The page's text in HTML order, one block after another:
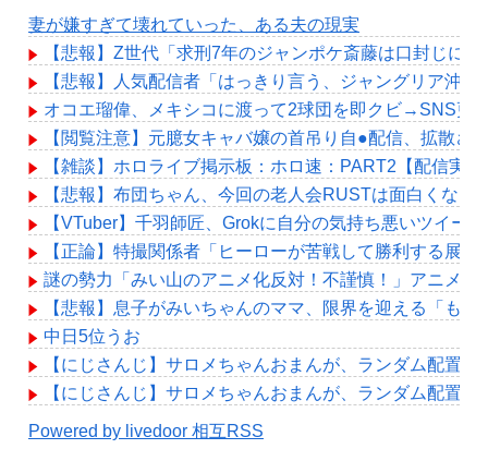
妻が嫌すぎて壊れていった、ある夫の現実
【悲報】Z世代「求刑7年のジャンポケ斎藤は口封じに
【悲報】人気配信者「はっきり言う、ジャングリア沖
オコエ瑠偉、メキシコに渡って2球団を即クビ→SNS更
【閲覧注意】元臆女キャバ嬢の首吊り自●配信、拡散さ
【雑談】ホロライブ掲示板：ホロ速：PART2【配信実況
【悲報】布団ちゃん、今回の老人会RUSTは面白くなら
【VTuber】千羽師匠、Grokに自分の気持ち悪いツイー
【正論】特撮関係者「ヒーローが苦戦して勝利する展
謎の勢力「みい山のアニメ化反対！不謹慎！」アニメ
【悲報】息子がみいちゃんのママ、限界を迎える「も
中日5位うお
【にじさんじ】サロメちゃんおまんが、ランダム配置
【にじさんじ】サロメちゃんおまんが、ランダム配置
Powered by livedoor 相互RSS